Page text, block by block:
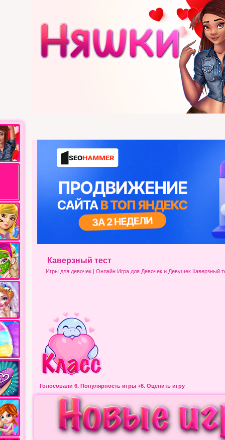
Каверзный тест
Игры для девочек| Онлайн Игра для Девочек и Девушек Каверзный
Голосовали 6. Популярность игры +6. Оценить игру